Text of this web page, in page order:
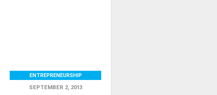
ENTREPRENEURSHIP
SEPTEMBER 2, 2013